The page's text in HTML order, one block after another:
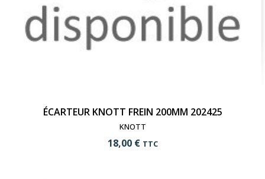
ÉCARTEUR KNOTT FREIN 200MM 202425
KNOTT
18,00 € TTC